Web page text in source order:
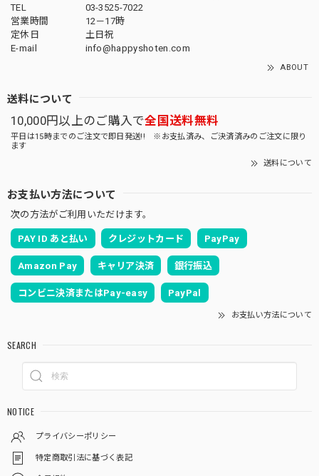
TEL
03-3525-7022
営業時間
12－17時
定休日
土日祝
E-mail
info@happyshoten.com
ABOUT
送料について
10,000円以上のご購入で全国送料無料
平日は15時までのご注文で即日発送!! ※お支払済み、ご決済済みのご注文に限り
ます
送料について
お支払い方法について
次の方法がご利用いただけます。
PAY ID あと払い クレジットカード PayPay
Amazon Pay キャリア決済 銀行振込
コンビニ決済またはPay-easy PayPal
お支払い方法について
SEARCH
NOTICE
プライバシーポリシー
特定商取引法に基づく表記